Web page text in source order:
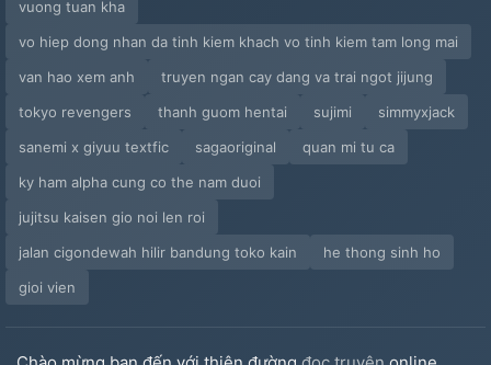
vuong tuan kha
vo hiep dong nhan da tinh kiem khach vo tinh kiem tam long mai
van hao xem anh
truyen ngan cay dang va trai ngot jijung
tokyo revengers
thanh guom hentai sujimi
simmyxjack
sanemi x giyuu textfic
sagaoriginal
quan mi tu ca
ky ham alpha cung co the nam duoi
jujitsu kaisen gio noi len roi
jalan cigondewah hilir bandung toko kain
he thong sinh ho
gioi vien